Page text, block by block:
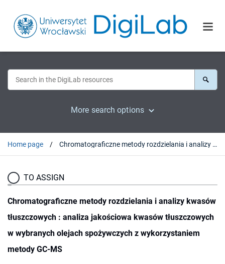
More search options
Home page Chromatograficzne metody rozdzielania i analizy kwasów tłuszczowych : analiza jakościowa kwasów tłuszczowych w wybranych olejach spożywczych z wykorzystaniem metody GC-MS
TO ASSIGN
Chromatograficzne metody rozdzielania i analizy kwasów
tłuszczowych : analiza jakościowa kwasów tłuszczowych
w wybranych olejach spożywczych z wykorzystaniem
metody GC-MS